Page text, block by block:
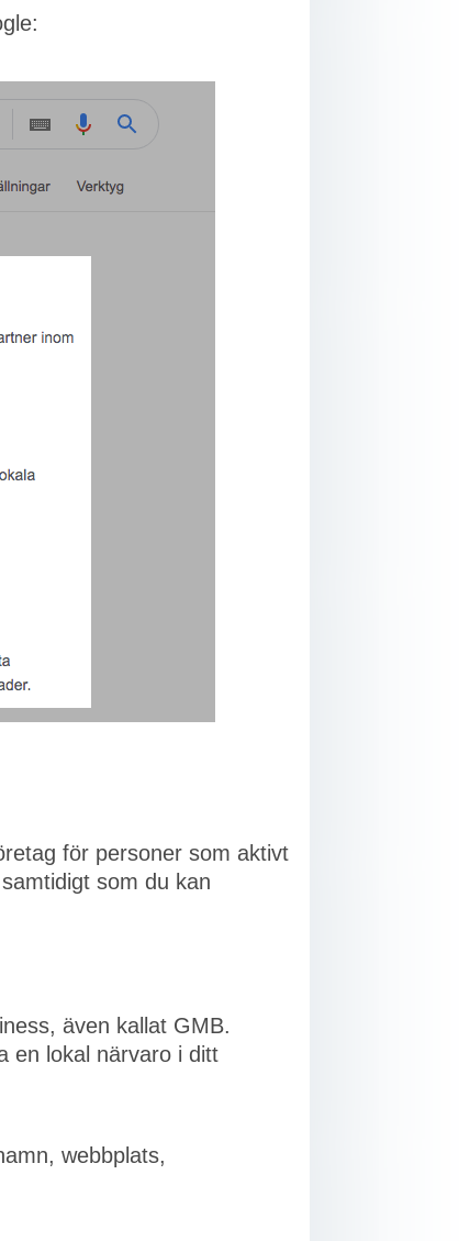
för personer som aktivt
som du kan
även kallat GMB.
en lokal närvaro i ditt
webbplats,